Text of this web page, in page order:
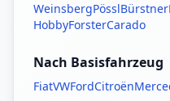
WeinsbergPösslBürstner
HobbyForsterCarado
Nach Basisfahrzeug
FiatVWFordCitroën